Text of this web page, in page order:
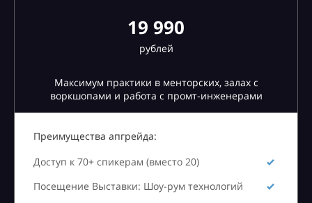
19 990
рублей
Максимум практики в менторских, залах с
воркшопами и работа с промт-инженерами
Преимущества апгрейда:
Доступ к 70+ спикерам (вместо 20)
Посещение Выставки: Шоу-рум технологий